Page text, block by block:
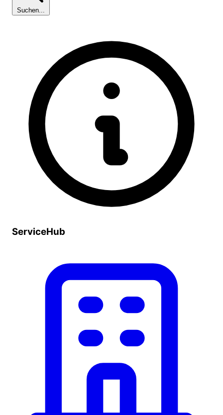
Suchen...
ServiceHub